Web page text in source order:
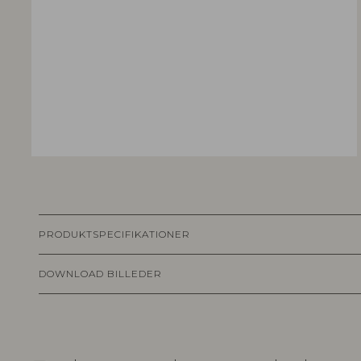
PRODUKTSPECIFIKATIONER
DOWNLOAD BILLEDER